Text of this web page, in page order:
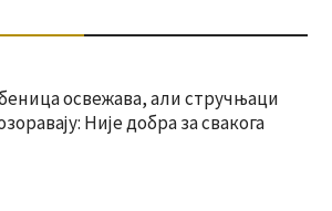
освежава, али стручњаци
Није добра за свакога